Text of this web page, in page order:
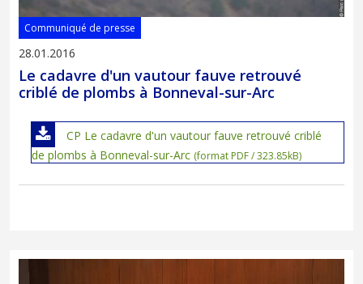
Communiqué de presse
28.01.2016
Le cadavre d'un vautour fauve retrouvé
criblé de plombs à Bonneval-sur-Arc
CP Le cadavre d'un vautour fauve retrouvé criblé
de plombs à Bonneval-sur-Arc (format PDF / 323.85kB)